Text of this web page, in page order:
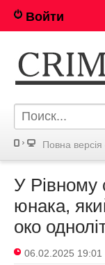
Войти
Повна версія
У Рівному
юнака,
око
06.02.2025 19:01